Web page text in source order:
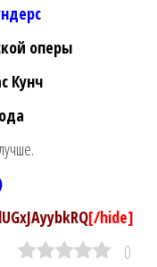
оперы
Кунч
[/hide]
0